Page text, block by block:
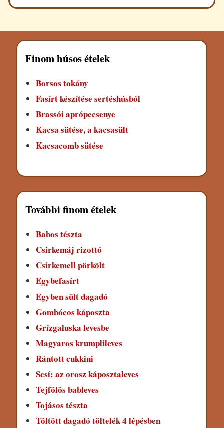
Finom húsos ételek
Borsos tokány
Fasírt készítése sertéshúsból
Brassói aprópecsenye
Kacsa sütése, a kacsasült
Kacsacomb sütése
További finom ételek
Babos tészta
Csirkemáj rizottó
Csirkemell pörkölt
Egybefasírt
Egyben sült dagadó
Gombócos káposzta
Grízgaluska levesbe
Magyaros krumplileves
Rántott cukkini
Scsí: az orosz káposztaleves
Tejfölös bableves
Tojásos tészta
Töltött dagadó töltelék 4 lépésben